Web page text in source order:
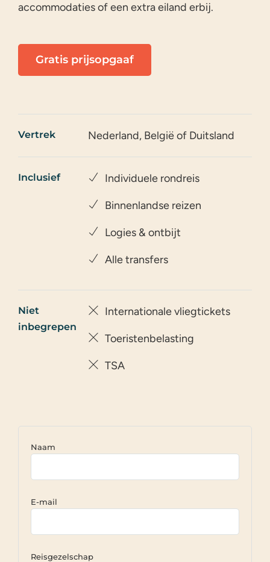
accommodaties of een extra eiland erbij.
Gratis prijsopgaaf
Vertrek Nederland, België of Duitsland
Inclusief Individuele rondreis
Binnenlandse reizen
Logies & ontbijt
Alle transfers
Niet
inbegrepen
Internationale vliegtickets
Toeristenbelasting
TSA
Naam
E-mail
Reisgezelschap